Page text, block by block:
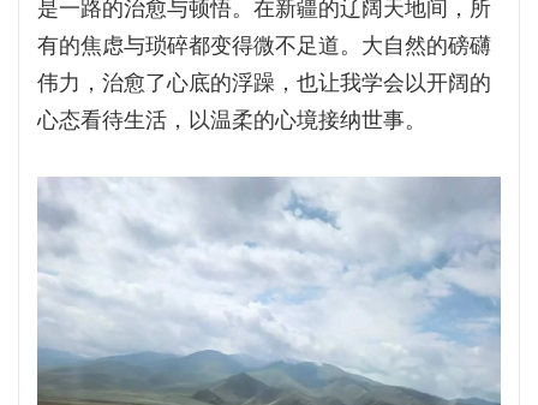
是一路的治愈与顿悟。在新疆的辽阔天地间，所
有的焦虑与琐碎都变得微不足道。大自然的磅礴
伟力，治愈了心底的浮躁，也让我学会以开阔的
心态看待生活，以温柔的心境接纳世事。